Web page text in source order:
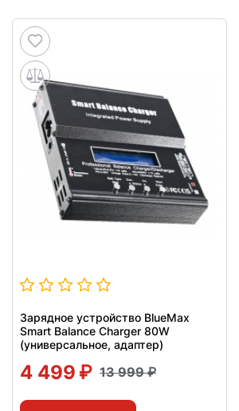
Зарядное устройство BlueMax
Smart Balance Charger 80W
(универсальное, адаптер)
4 499 13 999